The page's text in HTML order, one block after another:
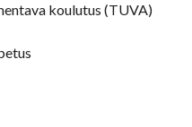
koulutus (TUVA)